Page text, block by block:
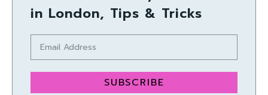
in London, Tips & Tricks
SUBSCRIBE